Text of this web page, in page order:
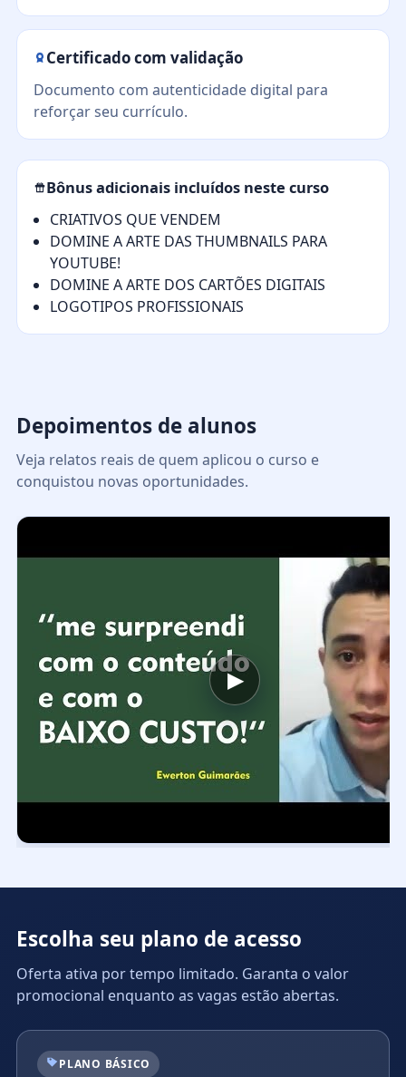
Certificado com validação
Documento com autenticidade digital para
reforçar seu currículo.
Bônus adicionais incluídos neste curso
CRIATIVOS QUE VENDEM
DOMINE A ARTE DAS THUMBNAILS PARA
YOUTUBE!
DOMINE A ARTE DOS CARTÕES DIGITAIS
LOGOTIPOS PROFISSIONAIS
Depoimentos de alunos
Veja relatos reais de quem aplicou o curso e
conquistou novas oportunidades.
▶
Escolha seu plano de acesso
Oferta ativa por tempo limitado. Garanta o valor
promocional enquanto as vagas estão abertas.
PLANO BÁSICO